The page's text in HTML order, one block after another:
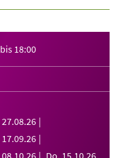
bis 18:00
27.08.26
17.09.26
08.10.26 Do, 15.10.26